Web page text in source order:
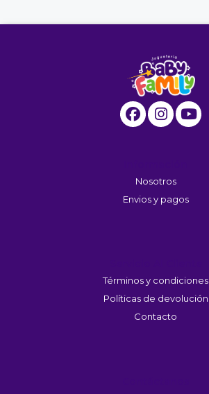
Nosotros
Envios y pagos
Términos y condiciones
Políticas de devolución
Contacto